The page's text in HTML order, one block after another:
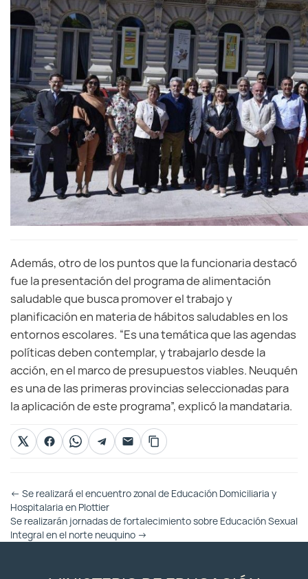
Además, otro de los puntos que la funcionaria destacó
fue la presentación del programa de alimentación
saludable que busca promover el trabajo y
planificación en materia de hábitos saludables en los
entornos escolares. “Es una temática que las agendas
políticas deben contemplar, y trabajarlo desde la
acción, en el marco de presupuestos viables. Neuquén
es una de las primeras provincias seleccionadas para
la aplicación de este programa”, explicó la mandataria.
Otras
Entradas
← Se realizará el encuentro zonal de Educación Domiciliaria y
Hospitalaria en Plottier
Se realizarán jornadas de fortalecimiento sobre Educación Sexual
Integral en el norte neuquino →